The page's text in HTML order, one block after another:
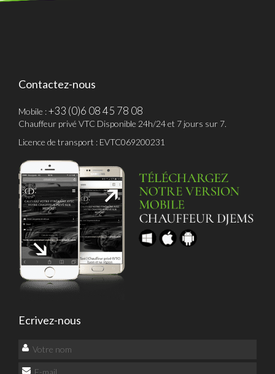
Contactez-nous
Mobile :+33 (0)6 08 45 78 08
Chauffeur privé VTC Disponible 24h/24 et 7 jours sur 7.
Licence de transport : EVTC069200231
Ecrivez-nous